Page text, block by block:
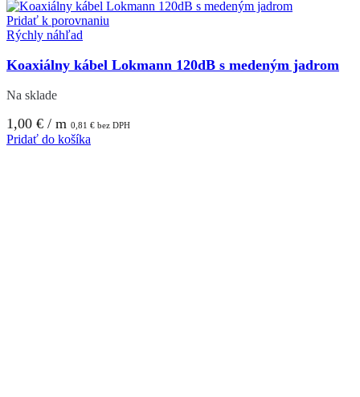
Pridať k porovnaniu
Rýchly náhľad
Koaxiálny kábel Lokmann 120dB s medeným jadrom
Na sklade
1,00 € / m 0,81 € bez DPH
Pridať do košíka